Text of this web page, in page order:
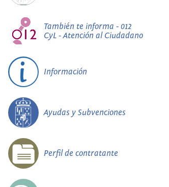
También te informa - 012
CyL - Atención al Ciudadano
Información
Ayudas y Subvenciones
Perfil de contratante